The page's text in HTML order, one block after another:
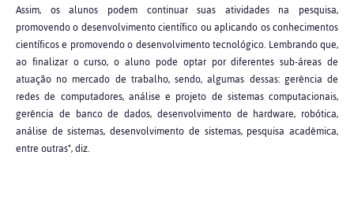
Assim, os alunos podem continuar suas atividades na pesquisa,
promovendo o desenvolvimento científico ou aplicando os conhecimentos
científicos e promovendo o desenvolvimento tecnológico. Lembrando que,
ao finalizar o curso, o aluno pode optar por diferentes sub-áreas de
atuação no mercado de trabalho, sendo, algumas dessas: gerência de
redes de computadores, análise e projeto de sistemas computacionais,
gerência de banco de dados, desenvolvimento de hardware, robótica,
análise de sistemas, desenvolvimento de sistemas, pesquisa acadêmica,
entre outras", diz.